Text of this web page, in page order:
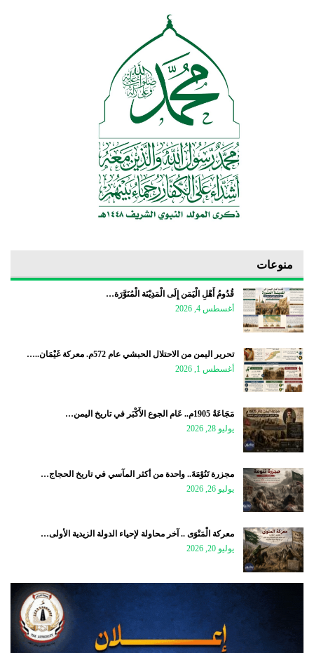
منوعات
قُدُومُ أَهْلِ الْيَمَن إِلَى الْمَدِيْنَة الْمُنَوَّرَة…
أغسطس 4, 2026
تحرير اليمن من الاحتلال الحبشي عام 572م. معركة غَيْمَان..…
أغسطس 1, 2026
مَجَاعَةُ 1905م.. عَام الجوع الأَكْبَر في تاريخ اليمن…
يوليو 28, 2026
مجزرة تَنُوْمَةَ.. واحدة من أكثر المآسي في تاريخ الحجاج…
يوليو 26, 2026
معركة الْمَنْوَى .. آخر محاولة لإحياء الدولة الزيدية الأولى…
يوليو 20, 2026